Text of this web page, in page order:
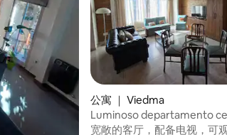
评价
公寓 ｜ Viedma
Luminoso departamento
宽敞的客厅，配备电视，可